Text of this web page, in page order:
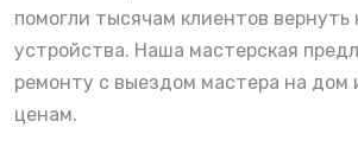
помогли тысячам клиентов вернуть
устройства. Наша мастерская
ремонту с выездом мастера на дом
ценам.